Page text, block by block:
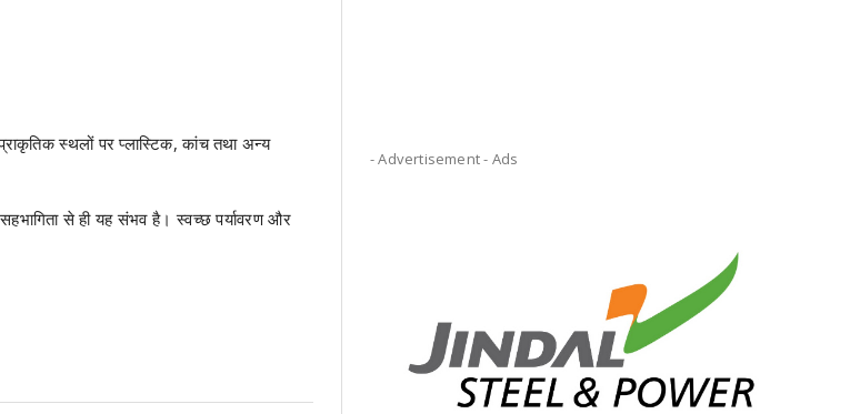
स्थलों पर प्लास्टिक, कांच तथा अन्य
सहभागिता से ही यह संभव है। स्वच्छ पर्यावरण और
- Advertisement - Ads